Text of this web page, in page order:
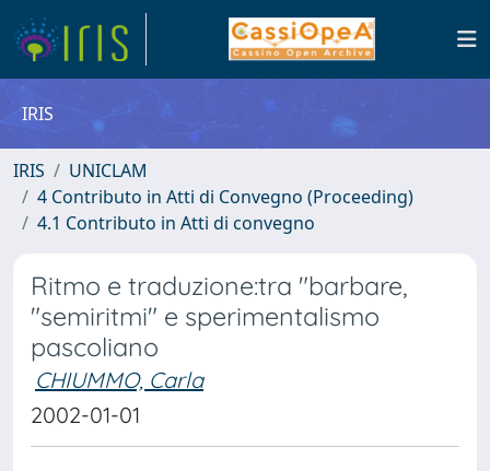
IRIS
IRIS
UNICLAM
4 Contributo in Atti di Convegno (Proceeding)
4.1 Contributo in Atti di convegno
Ritmo e traduzione:tra "barbare,
"semiritmi" e sperimentalismo
pascoliano
CHIUMMO, Carla
2002-01-01